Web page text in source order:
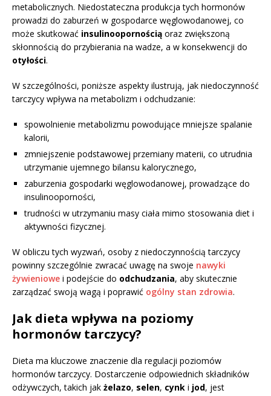
metabolicznych. Niedostateczna produkcja tych hormonów
prowadzi do zaburzeń w gospodarce węglowodanowej, co
może skutkować insulinoopornością oraz zwiększoną
skłonnością do przybierania na wadze, a w konsekwencji do
otyłości.
W szczególności, poniższe aspekty ilustrują, jak niedoczynność
tarczycy wpływa na metabolizm i odchudzanie:
spowolnienie metabolizmu powodujące mniejsze spalanie
kalorii,
zmniejszenie podstawowej przemiany materii, co utrudnia
utrzymanie ujemnego bilansu kalorycznego,
zaburzenia gospodarki węglowodanowej, prowadzące do
insulinooporności,
trudności w utrzymaniu masy ciała mimo stosowania diet i
aktywności fizycznej.
W obliczu tych wyzwań, osoby z niedoczynnością tarczycy
powinny szczególnie zwracać uwagę na swoje nawyki
żywieniowe i podejście do odchudzania, aby skutecznie
zarządzać swoją wagą i poprawić ogólny stan zdrowia.
Jak dieta wpływa na poziomy
hormonów tarczycy?
Dieta ma kluczowe znaczenie dla regulacji poziomów
hormonów tarczycy. Dostarczenie odpowiednich składników
odżywczych, takich jak żelazo, selen, cynk i jod, jest